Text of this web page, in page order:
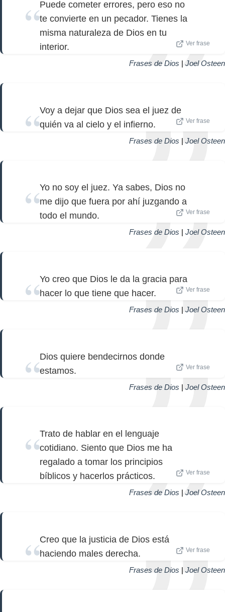
Puede cometer errores, pero eso no
te convierte en un pecador. Tienes la
misma naturaleza de Dios en tu
interior.
Ver frase
Frases de Dios | Joel Osteen
Voy a dejar que Dios sea el juez de
quién va al cielo y el infierno.
Ver frase
Frases de Dios | Joel Osteen
Yo no soy el juez. Ya sabes, Dios no
me dijo que fuera por ahí juzgando a
todo el mundo.
Ver frase
Frases de Dios | Joel Osteen
Yo creo que Dios le da la gracia para
hacer lo que tiene que hacer.
Ver frase
Frases de Dios | Joel Osteen
Dios quiere bendecirnos donde
estamos.
Ver frase
Frases de Dios | Joel Osteen
Trato de hablar en el lenguaje
cotidiano. Siento que Dios me ha
regalado a tomar los principios
bíblicos y hacerlos prácticos.
Ver frase
Frases de Dios | Joel Osteen
Creo que la justicia de Dios está
haciendo males derecha.
Ver frase
Frases de Dios | Joel Osteen